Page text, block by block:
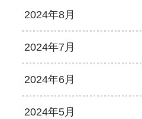
2024年8月
2024年7月
2024年6月
2024年5月